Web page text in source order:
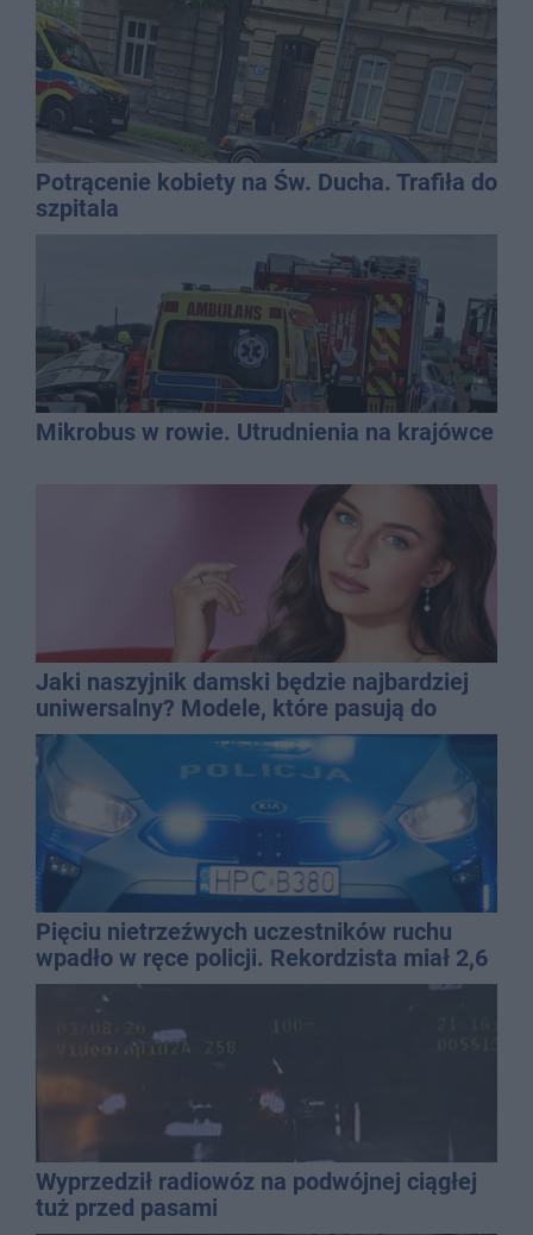
Potrącenie kobiety na Św. Ducha. Trafiła do
szpitala
Mikrobus w rowie. Utrudnienia na krajówce
Jaki naszyjnik damski będzie najbardziej
uniwersalny? Modele, które pasują do
wielu stylizacji
Pięciu nietrzeźwych uczestników ruchu
wpadło w ręce policji. Rekordzista miał 2,6
promila
Wyprzedził radiowóz na podwójnej ciągłej
tuż przed pasami